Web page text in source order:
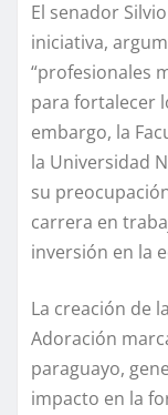
El senador
iniciativa,
“profesionales
para fortalecer
embargo, la
la Universidad
su
carrera en
inversión en la
La creación de
Adoración
paraguayo,
impacto en la